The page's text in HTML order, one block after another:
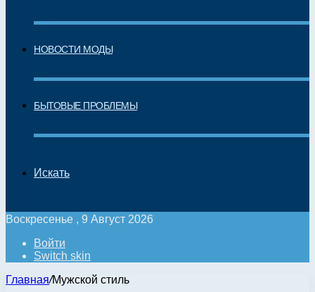
НОВОСТИ МОДЫ
БЫТОВЫЕ ПРОБЛЕМЫ
Искать
Воскресенье , 9 Август 2026
Войти
Switch skin
Главная/Мужской стиль